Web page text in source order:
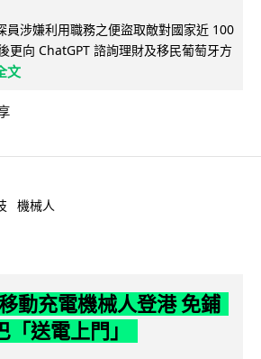
員涉嫌利用職務之便盜取敵對國家近 100
更向 ChatGPT 諮詢理財及移民葡萄牙方
文
機械人
動充電機械人登港 免鋪
送電上門」